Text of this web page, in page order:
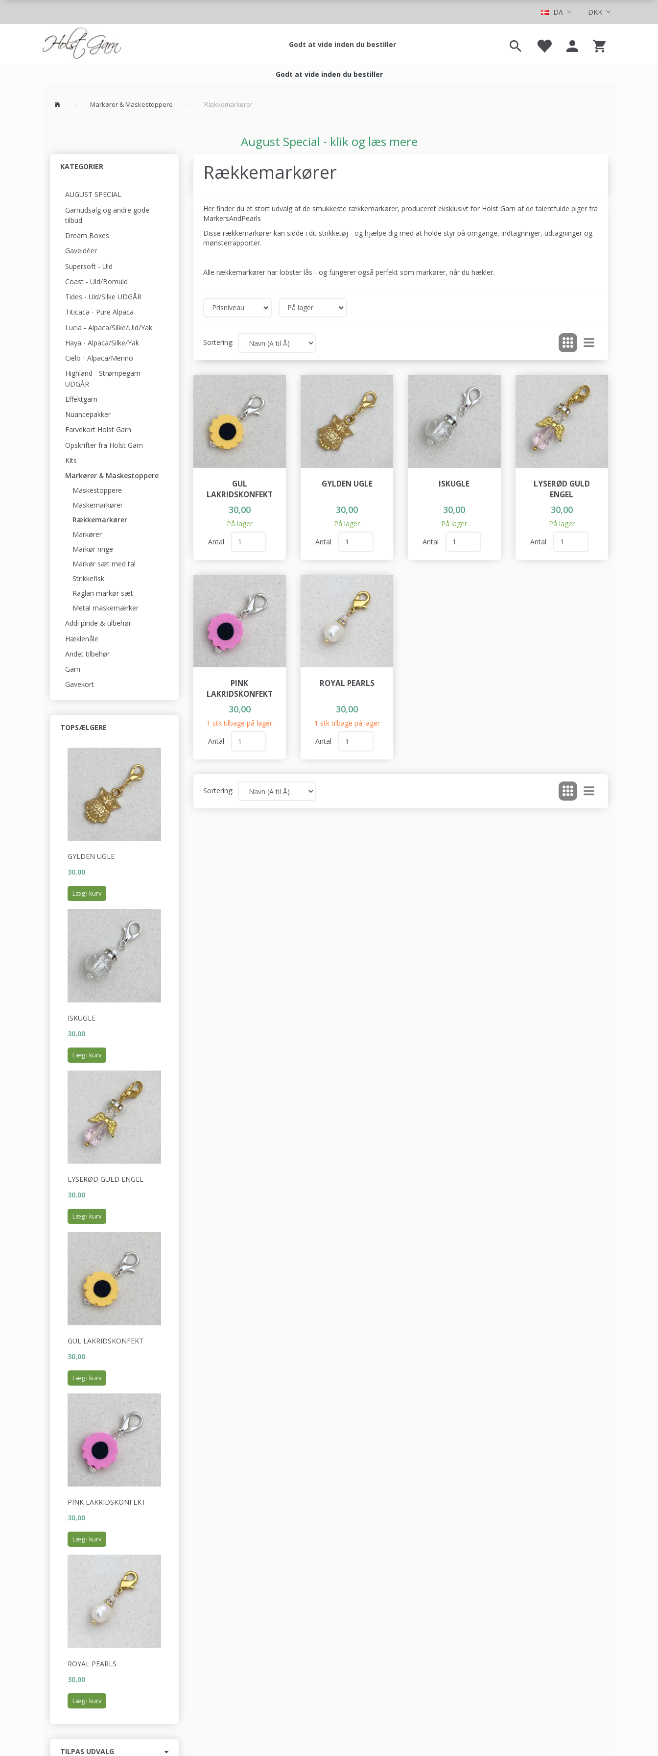
DKK
DA
Godt at vide inden du bestiller
Godt at vide inden du bestiller
Markører & Maskestoppere Rækkemarkører
August Special - klik og læs mere
KATEGORIER
AUGUST SPECIAL
Garnudsalg og andre gode
tilbud
Dream Boxes
Gaveidéer
Supersoft - Uld
Coast - Uld/Bomuld
Tides - Uld/Silke UDGÅR
Titicaca - Pure Alpaca
Lucia - Alpaca/Silke/Uld/Yak
Haya - Alpaca/Silke/Yak
Cielo - Alpaca/Merino
Highland - Strømpegarn
UDGÅR
Effektgarn
Nuancepakker
Farvekort Holst Garn
Opskrifter fra Holst Garn
Kits
Markører & Maskestoppere
Maskestoppere
Maskemarkører
Rækkemarkører
Markører
Markør ringe
Markør sæt med tal
Strikkefisk
Raglan markør sæt
Metal maskemærker
Addi pinde & tilbehør
Hæklenåle
Andet tilbehør
Garn
Gavekort
TOPSÆLGERE
GYLDEN UGLE
30,00
Læg i kurv
ISKUGLE
30,00
Læg i kurv
LYSERØD GULD ENGEL
30,00
Læg i kurv
GUL LAKRIDSKONFEKT
30,00
Læg i kurv
PINK LAKRIDSKONFEKT
30,00
Læg i kurv
ROYAL PEARLS
30,00
Læg i kurv
TILPAS UDVALG
Rækkemarkører
Her finder du et stort udvalg af de smukkeste rækkemarkører, produceret eksklusivt for Holst Garn af de talentfulde piger fra
MarkersAndPearls
Disse rækkemarkører kan sidde i dit strikketøj - og hjælpe dig med at holde styr på omgange, indtagninger, udtagninger og
mønsterrapporter.
Alle rækkemarkører har lobster lås - og fungerer også perfekt som markører, når du hækler.
Prisniveau På lager
Sortering:
GUL
LAKRIDSKONFEKT
30,00
På lager
Antal
GYLDEN UGLE
30,00
På lager
Antal
ISKUGLE
30,00
På lager
Antal
LYSERØD GULD
ENGEL
30,00
På lager
Antal
PINK
LAKRIDSKONFEKT
30,00
1 stk tilbage på lager
Antal
ROYAL PEARLS
30,00
1 stk tilbage på lager
Antal
Sortering: